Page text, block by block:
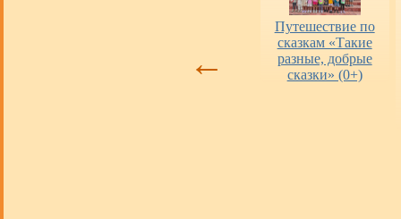
←
Путешествие по
сказкам «Такие
разные, добрые
сказки» (0+)